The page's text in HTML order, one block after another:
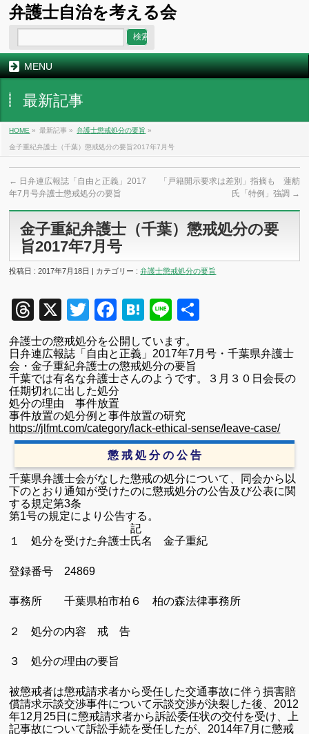
弁護士自治を考える会
MENU
最新記事
HOME » 最新記事 » 弁護士懲戒処分の要旨 »
金子重紀弁護士（千葉）懲戒処分の要旨2017年7月号
← 日弁連広報誌「自由と正義」2017
年7月号弁護士懲戒処分の要旨
「戸籍開示要求は差別」指摘も 蓮舫
氏「特例」強調 →
金子重紀弁護士（千葉）懲戒処分の要
旨2017年7月号
投稿日 : 2017年7月18日 | カテゴリー :弁護士懲戒処分の要旨
Threads
X TwitterFacebook
Hatena
Line
弁護士の懲戒処分を公開しています。
日弁連広報誌「自由と正義」2017年7月号・千葉県弁護士
会・金子重紀弁護士の懲戒処分の要旨
千葉では有名な弁護士さんのようです。３月３０日会長の
任期切れに出した処分
処分の理由事件放置
事件放置の処分例と事件放置の研究
https://jlfmt.com/category/lack-ethical-sense/leave-case/
懲 戒 処 分 の 公 告
千葉県弁護士会がなした懲戒の処分について、同会から以
下のとおり通知が受けたのに懲戒処分の公告及び公表に関
する規定第3条
第1号の規定により公告する。
記
１ 処分を受けた弁護士氏名 金子重紀
登録番号 24869
事務所 千葉県柏市柏６柏の森法律事務所
２ 処分の内容 戒 告
３ 処分の理由の要旨
被懲戒者は懲戒請求者から受任した交通事故に伴う損害賠
償請求示談交渉事件について示談交渉が決裂した後、2012
年12月25日に懲戒請求者から訴訟委任状の交付を受け、上
記事故について訴訟手続を受任したが、2014年7月に懲戒